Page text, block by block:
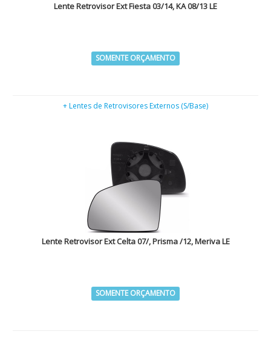
Lente Retrovisor Ext Fiesta 03/14, KA 08/13 LE
SOMENTE ORÇAMENTO
+ Lentes de Retrovisores Externos (S/Base)
Lente Retrovisor Ext Celta 07/, Prisma /12, Meriva LE
SOMENTE ORÇAMENTO